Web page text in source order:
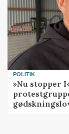
POLITIK
»Nu stopper